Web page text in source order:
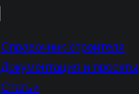
Справочник строителя
Документация и проекты
Статьи